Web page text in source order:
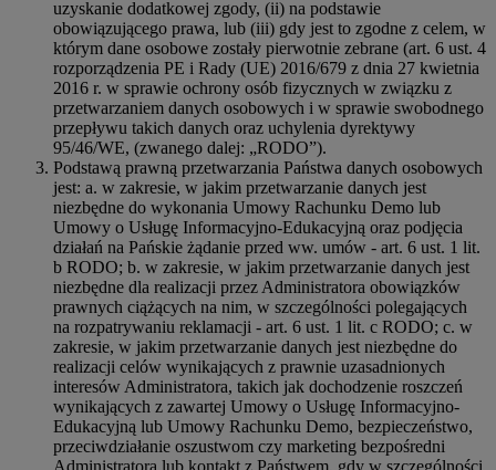
uzyskanie dodatkowej zgody, (ii) na podstawie
obowiązującego prawa, lub (iii) gdy jest to zgodne z celem, w
którym dane osobowe zostały pierwotnie zebrane (art. 6 ust. 4
rozporządzenia PE i Rady (UE) 2016/679 z dnia 27 kwietnia
2016 r. w sprawie ochrony osób fizycznych w związku z
przetwarzaniem danych osobowych i w sprawie swobodnego
przepływu takich danych oraz uchylenia dyrektywy
95/46/WE, (zwanego dalej: „RODO”).
Podstawą prawną przetwarzania Państwa danych osobowych
jest: a. w zakresie, w jakim przetwarzanie danych jest
niezbędne do wykonania Umowy Rachunku Demo lub
Umowy o Usługę Informacyjno-Edukacyjną oraz podjęcia
działań na Pańskie żądanie przed ww. umów - art. 6 ust. 1 lit.
b RODO; b. w zakresie, w jakim przetwarzanie danych jest
niezbędne dla realizacji przez Administratora obowiązków
prawnych ciążących na nim, w szczególności polegających
na rozpatrywaniu reklamacji - art. 6 ust. 1 lit. c RODO; c. w
zakresie, w jakim przetwarzanie danych jest niezbędne do
realizacji celów wynikających z prawnie uzasadnionych
interesów Administratora, takich jak dochodzenie roszczeń
wynikających z zawartej Umowy o Usługę Informacyjno-
Edukacyjną lub Umowy Rachunku Demo, bezpieczeństwo,
przeciwdziałanie oszustwom czy marketing bezpośredni
Administratora lub kontakt z Państwem, gdy w szczególności